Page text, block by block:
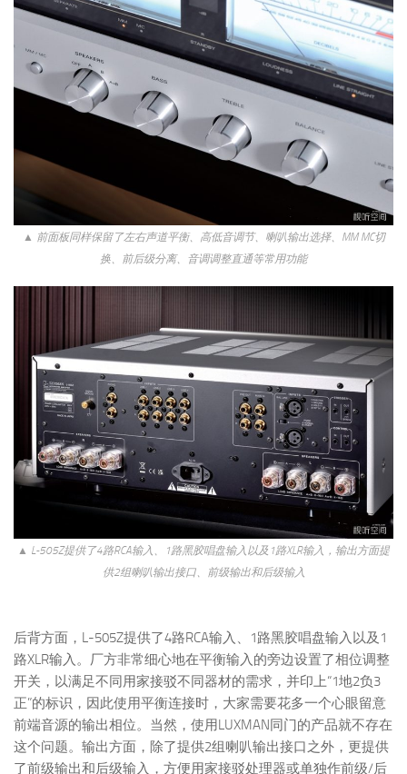
▲ 前面板同样保留了左右声道平衡、高低音调节、喇叭输出选择、MM MC切
换、前后级分离、音调调整直通等常用功能
▲ L-505Z提供了4路RCA输入、1路黑胶唱盘输入以及1路XLR输入，输出方面提
供2组喇叭输出接口、前级输出和后级输入
后背方面，L-505Z提供了4路RCA输入、1路黑胶唱盘输入以及1
路XLR输入。厂方非常细心地在平衡输入的旁边设置了相位调整
开关，以满足不同用家接驳不同器材的需求，并印上“1地2负3
正”的标识，因此使用平衡连接时，大家需要花多一个心眼留意
前端音源的输出相位。当然，使用LUXMAN同门的产品就不存在
这个问题。输出方面，除了提供2组喇叭输出接口之外，更提供
了前级输出和后级输入，方便用家接驳处理器或单独作前级/后